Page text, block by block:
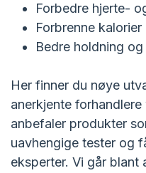
Forbedre hjerte-
Forbrenne
Bedre holdning
Her finner du nøye
anerkjente
anbefaler produkter
uavhengige tester og
eksperter. Vi går blant